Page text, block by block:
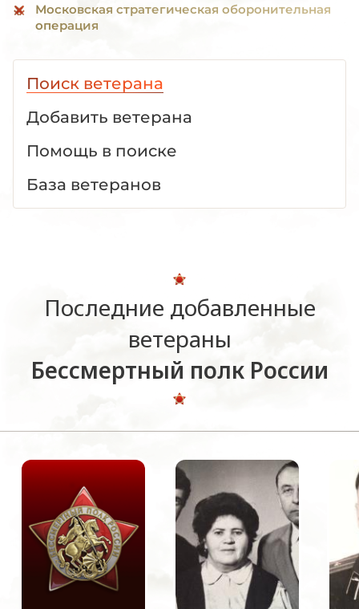
Московская стратегическая оборонительная
операция
Поиск ветерана
Добавить ветерана
Помощь в поиске
База ветеранов
Последние добавленные
ветераны
Бессмертный полк России